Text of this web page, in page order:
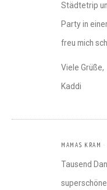
Städtetrip
Party in
freu mich
Viele Grüße,
Kaddi
MAMAS KRAM
Tausend